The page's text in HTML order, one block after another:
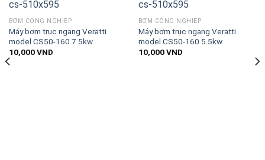
BƠM CÔNG NGHIỆP
Máy bơm trục ngang Veratti
model CS50-160 7.5kw
10,000VND
BƠM CÔNG NGHIỆP
Máy bơm trục ngang Veratti
model CS50-160 5.5kw
10,000VND